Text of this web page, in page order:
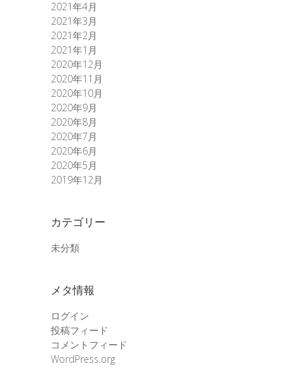
2021年4月
2021年3月
2021年2月
2021年1月
2020年12月
2020年11月
2020年10月
2020年9月
2020年8月
2020年7月
2020年6月
2020年5月
2019年12月
カテゴリー
未分類
メタ情報
ログイン
投稿フィード
コメントフィード
WordPress.org